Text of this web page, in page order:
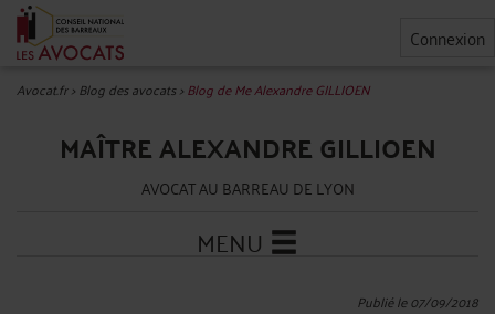
Connexion
Avocat.fr>Blog des avocats>Blog de Me Alexandre GILLIOEN
MAÎTRE ALEXANDRE GILLIOEN
AVOCAT AU BARREAU DE LYON
MENU
Publié le 07/09/2018